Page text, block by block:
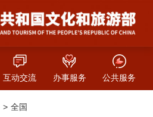
互动交流 办事服务 公共服务
全国